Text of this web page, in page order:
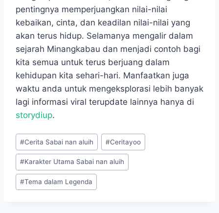
pentingnya memperjuangkan nilai-nilai
kebaikan, cinta, dan keadilan nilai-nilai yang
akan terus hidup. Selamanya mengalir dalam
sejarah Minangkabau dan menjadi contoh bagi
kita semua untuk terus berjuang dalam
kehidupan kita sehari-hari. Manfaatkan juga
waktu anda untuk mengeksplorasi lebih banyak
lagi informasi viral terupdate lainnya hanya di
storydiup.
Post
Tags:
#Cerita Sabai nan aluih #Ceritayoo
#Karakter Utama Sabai nan aluih
#Tema dalam Legenda